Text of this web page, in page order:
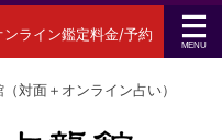
ンライン鑑定料金/予約
対面＋オンライン占い）